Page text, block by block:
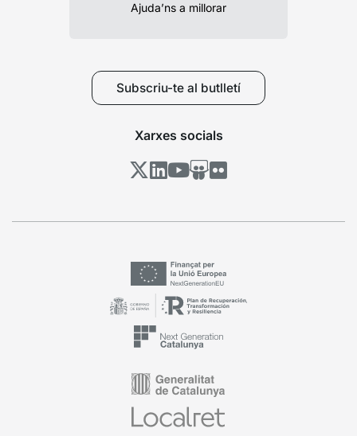
Ajuda’ns a millorar
Subscriu-te al butlletí
Xarxes socials